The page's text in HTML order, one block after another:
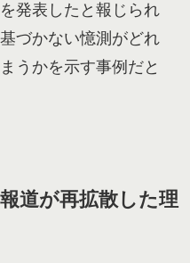
発表したと報じられ
づかない憶測がどれ
うかを示す事例だと
道が再拡散した理